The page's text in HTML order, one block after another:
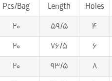
Holes
Length
Pcs/Bag
4
59/5
20
6
76/5
20
8
93/5
20